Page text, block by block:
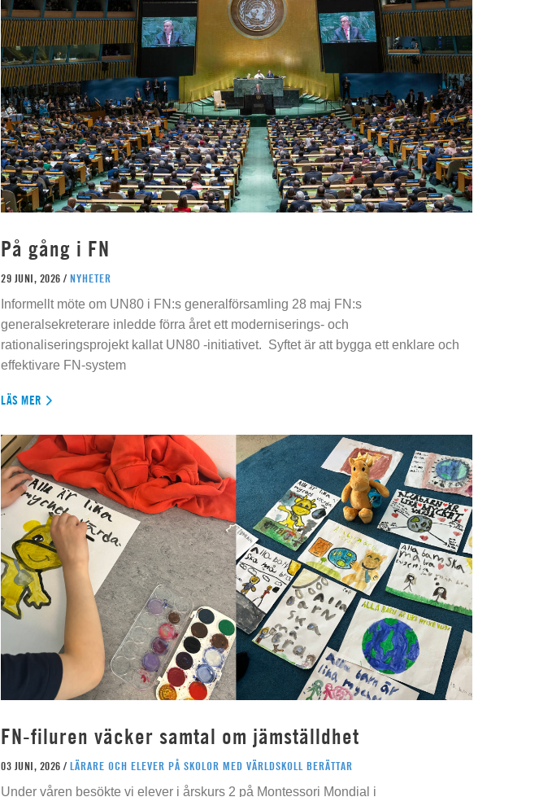
På gång i FN
29 JUNI, 2026 / NYHETER
Informellt möte om UN80 i FN:s generalförsamling 28 maj FN:s
generalsekreterare inledde förra året ett moderniserings- och
rationaliseringsprojekt kallat UN80 -initiativet. Syftet är att bygga ett enklare och
effektivare FN-system
LÄS MER
FN-filuren väcker samtal om jämställdhet
03 JUNI, 2026 / LÄRARE OCH ELEVER PÅ SKOLOR MED VÄRLDSKOLL BERÄTTAR
Under våren besökte vi elever i årskurs 2 på Montessori Mondial i